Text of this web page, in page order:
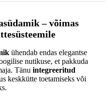
B–VG, Din +, BimschV 2
2 aastat
INFOT
– võimas
ühendab endas elegantse
nutikuse, et pakkuda
Tänu integreeritud
keskkütte toetamiseks või